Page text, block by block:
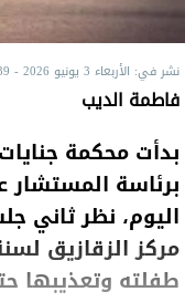
نشر في: الأربعاء 3 يونيو 2026 - 1:39 م
فاطمة الديب
بدأت محكمة
برئاسة المستشار
طفلته وتعذيبها